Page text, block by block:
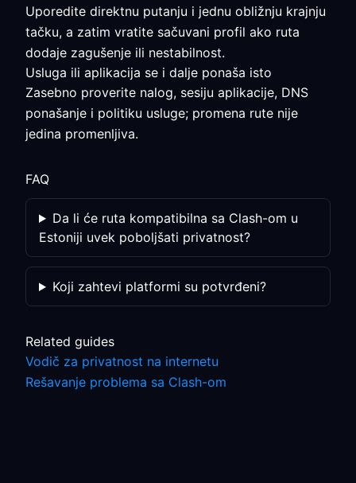
Uporedite direktnu putanju i jednu obližnju krajnju
tačku, a zatim vratite sačuvani profil ako ruta
dodaje zagušenje ili nestabilnost.
Usluga ili aplikacija se i dalje ponaša isto
Zasebno proverite nalog, sesiju aplikacije, DNS
ponašanje i politiku usluge; promena rute nije
jedina promenljiva.
FAQ
Da li će ruta kompatibilna sa Clash-om u
Estoniji uvek poboljšati privatnost?
Koji zahtevi platformi su potvrđeni?
Related guides
Vodič za privatnost na internetu
Rešavanje problema sa Clash-om